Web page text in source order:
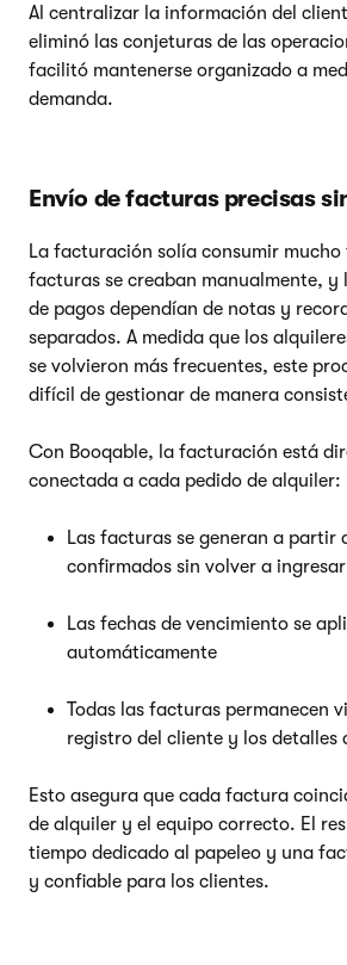
Al centralizar la información del
eliminó las conjeturas de las
facilitó mantenerse organizado a
demanda.
Envío de facturas precisas
La facturación solía consumir mucho
facturas se creaban manualmente, y
de pagos dependían de notas y
separados. A medida que los
se volvieron más frecuentes, este
difícil de gestionar de manera
Con Booqable, la facturación está
conectada a cada pedido de alquiler:
Las facturas se generan a partir
confirmados sin volver a
Las fechas de vencimiento se
automáticamente
Todas las facturas permanecen
registro del cliente y los detalles
Esto asegura que cada factura
de alquiler y el equipo correcto. El
tiempo dedicado al papeleo y una
y confiable para los clientes.